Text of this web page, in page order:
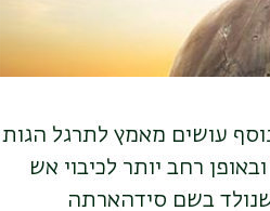
עושים מאמץ לתרגל הגות
רחב יותר לכיבוי אש
בשם סידהארתה